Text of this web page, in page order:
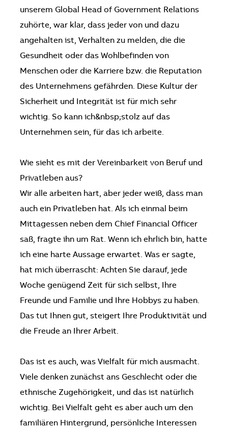
unserem Global Head of Government Relations
zuhörte, war klar, dass jeder von und dazu
angehalten ist, Verhalten zu melden, die die
Gesundheit oder das Wohlbefinden von
Menschen oder die Karriere bzw. die Reputation
des Unternehmens gefährden. Diese Kultur der
Sicherheit und Integrität ist für mich sehr
wichtig. So kann ich&nbsp;stolz auf das
Unternehmen sein, für das ich arbeite.
Wie sieht es mit der Vereinbarkeit von Beruf und
Privatleben aus?
Wir alle arbeiten hart, aber jeder weiß, dass man
auch ein Privatleben hat. Als ich einmal beim
Mittagessen neben dem Chief Financial Officer
saß, fragte ihn um Rat. Wenn ich ehrlich bin, hatte
ich eine harte Aussage erwartet. Was er sagte,
hat mich überrascht: Achten Sie darauf, jede
Woche genügend Zeit für sich selbst, Ihre
Freunde und Familie und Ihre Hobbys zu haben.
Das tut Ihnen gut, steigert Ihre Produktivität und
die Freude an Ihrer Arbeit.
Das ist es auch, was Vielfalt für mich ausmacht.
Viele denken zunächst ans Geschlecht oder die
ethnische Zugehörigkeit, und das ist natürlich
wichtig. Bei Vielfalt geht es aber auch um den
familiären Hintergrund, persönliche Interessen